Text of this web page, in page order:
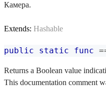
Камера.
Extends: Hashable
public static func
Returns a Boolean value
This documentation comment